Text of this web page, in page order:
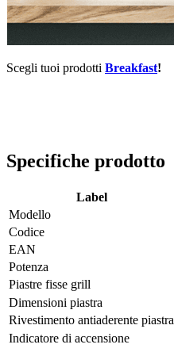
Scegli tuoi prodotti Breakfast!
Specifiche prodotto
Label
Modello
Codice
EAN
Potenza
Piastre fisse grill
Dimensioni piastra
Rivestimento antiaderente piastra
Indicatore di accensione